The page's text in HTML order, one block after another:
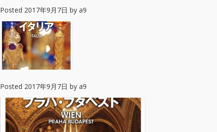
Posted 2017年9月7日 by a9
Posted 2017年9月7日 by a9